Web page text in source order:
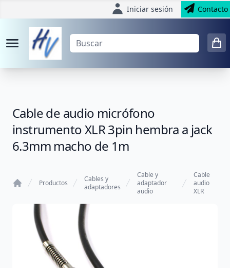
Iniciar sesión Contacto
Cable de audio micrófono
instrumento XLR 3pin hembra a jack
6.3mm macho de 1m
Productos
Cables y
adaptadores
Cable y
adaptador
audio
Cable
audio
XLR